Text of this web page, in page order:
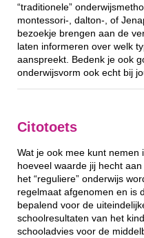
“traditionele”
montessori-, dalton-, of
bezoekje brengen aan de
laten informeren over welk
aanspreekt. Bedenk je ook
onderwijsvorm ook echt bij
Citotoets
Wat je ook mee kunt nemen
hoeveel waarde jij hecht
het “reguliere” onderwijs
regelmaat afgenomen en is
bepalend voor de
schoolresultaten van het
schooladvies voor de